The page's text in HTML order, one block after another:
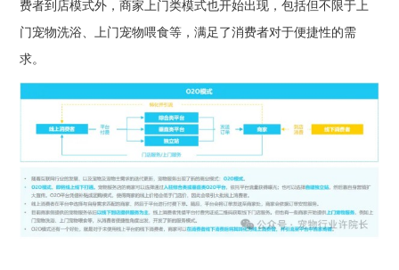
费者到店模式外，商家上门类模式也开始出现，包括但不限于上
门宠物洗浴、上门宠物喂食等，满足了消费者对于便捷性的需
求。